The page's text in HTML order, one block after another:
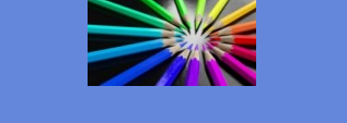
括
哪
些
內